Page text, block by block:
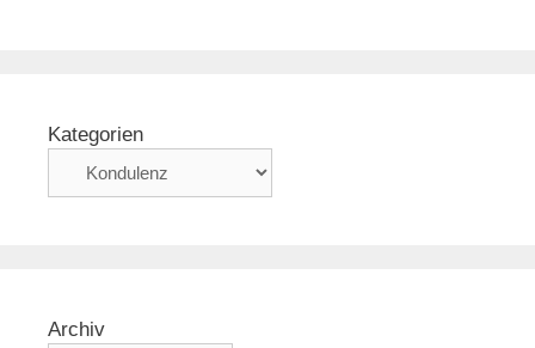
Kategorien
Archiv